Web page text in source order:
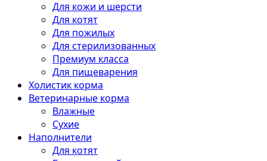
Для кожи и шерсти
Для котят
Для пожилых
Для стерилизованных
Премиум класса
Для пищеварения
Холистик корма
Ветеринарные корма
Влажные
Сухие
Наполнители
Для котят